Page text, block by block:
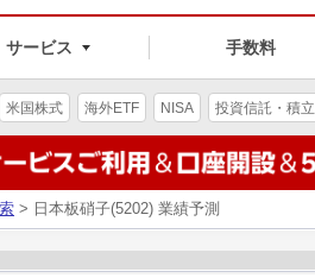
サービス 手数料
米国株式 海外ETF NISA 投資信託・積立
> 日本板硝子(5202) 業績予測